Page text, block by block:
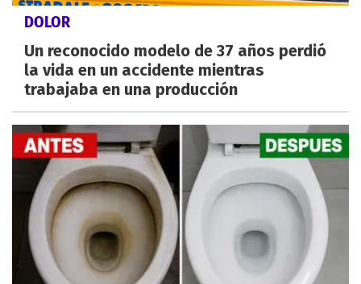
DOLOR
Un reconocido modelo de 37 años perdió
la vida en un accidente mientras
trabajaba en una producción